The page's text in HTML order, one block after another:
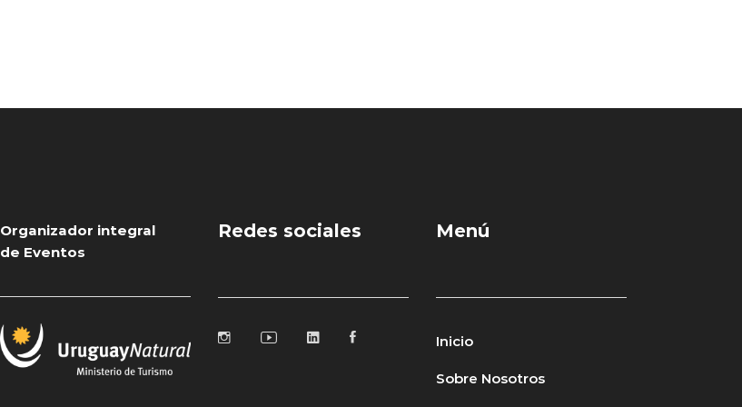
Organizador integral
de Eventos
Redes sociales Menú
Inicio
Sobre Nosotros